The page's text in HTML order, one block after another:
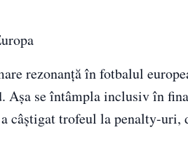
rezonanță în fotbalul
se întâmpla inclusiv în
câștigat trofeul la penalty-